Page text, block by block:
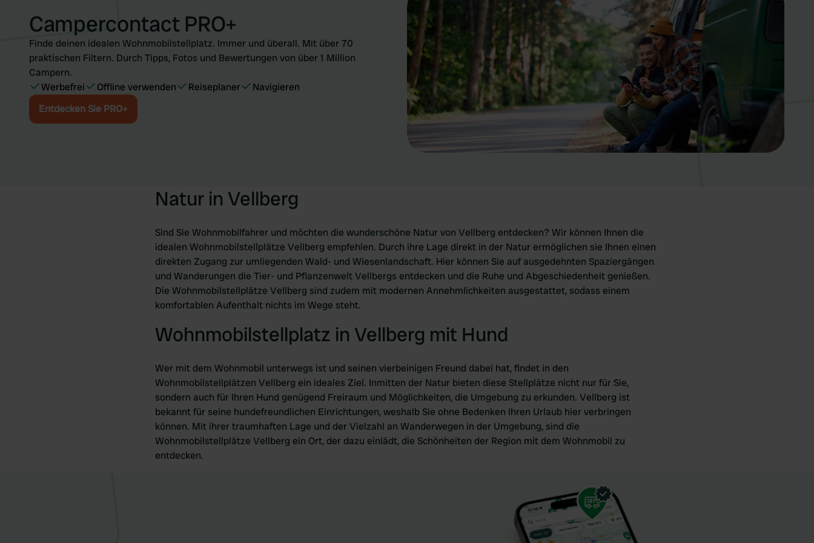
Campercontact PRO+
Finde deinen idealen Wohnmobilstellplatz. Immer und überall. Mit über 70
praktischen Filtern. Durch Tipps, Fotos und Bewertungen von über 1 Million
Campern.
Werbefrei
Offline verwenden Reiseplaner
Navigieren
Entdecken Sie PRO+
Natur in Vellberg
Sind Sie Wohnmobilfahrer und möchten die wunderschöne Natur von Vellberg entdecken? Wir können Ihnen die
idealen Wohnmobilstellplätze Vellberg empfehlen. Durch ihre Lage direkt in der Natur ermöglichen sie Ihnen einen
direkten Zugang zur umliegenden Wald- und Wiesenlandschaft. Hier können Sie auf ausgedehnten Spaziergängen
und Wanderungen die Tier- und Pflanzenwelt Vellbergs entdecken und die Ruhe und Abgeschiedenheit genießen.
Die Wohnmobilstellplätze Vellberg sind zudem mit modernen Annehmlichkeiten ausgestattet, sodass einem
komfortablen Aufenthalt nichts im Wege steht.
Wohnmobilstellplatz in Vellberg mit Hund
Wer mit dem Wohnmobil unterwegs ist und seinen vierbeinigen Freund dabei hat, findet in den
Wohnmobilstellplätzen Vellberg ein ideales Ziel. Inmitten der Natur bieten diese Stellplätze nicht nur für Sie,
sondern auch für Ihren Hund genügend Freiraum und Möglichkeiten, die Umgebung zu erkunden. Vellberg ist
bekannt für seine hundefreundlichen Einrichtungen, weshalb Sie ohne Bedenken Ihren Urlaub hier verbringen
können. Mit ihrer traumhaften Lage und der Vielzahl an Wanderwegen in der Umgebung, sind die
Wohnmobilstellplätze Vellberg ein Ort, der dazu einlädt, die Schönheiten der Region mit dem Wohnmobil zu
entdecken.